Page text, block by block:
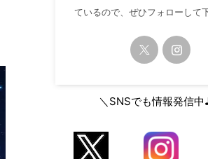
ているので、ぜひフォローして
＼SNSでも情報発信中